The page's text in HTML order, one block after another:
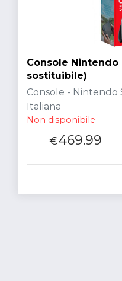
Console
sostituibile)
Console - Nintendo
Italiana
Non disponibile
€469.99